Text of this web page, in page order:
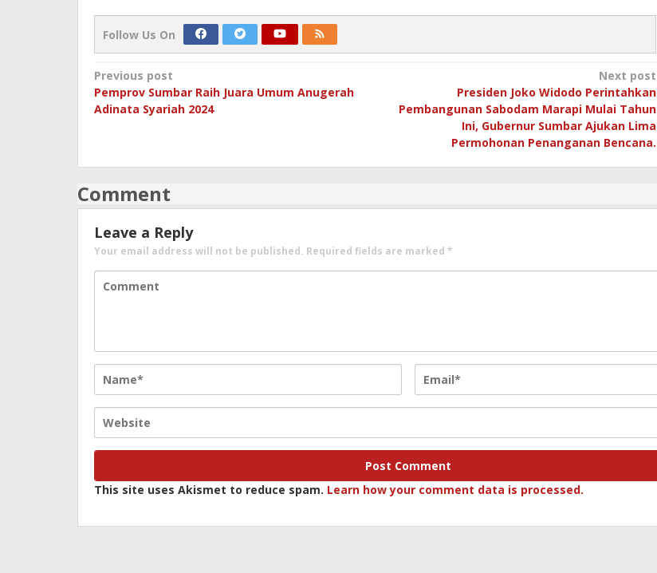
Follow Us On
Post
navigation
Previous post
Pemprov Sumbar Raih Juara Umum Anugerah
Adinata Syariah 2024
Next post
Presiden Joko Widodo Perintahkan
Pembangunan Sabodam Marapi Mulai Tahun
Ini, Gubernur Sumbar Ajukan Lima
Permohonan Penanganan Bencana.
Comment
Leave a Reply
Your email address will not be published. Required fields are marked *
This site uses Akismet to reduce spam. Learn how your comment data is processed.